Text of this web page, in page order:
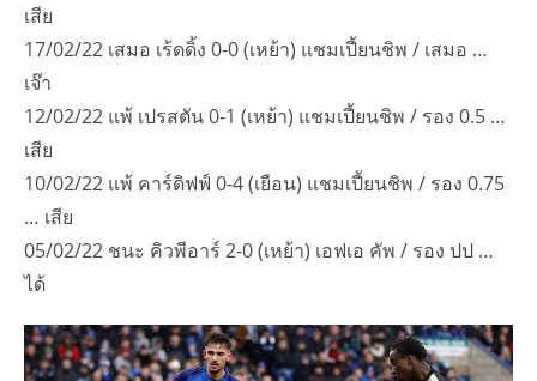
เสีย
17/02/22 เสมอ เร้ดดิ้ง 0-0 (เหย้า) แชมเปี้ยนชิพ / เสมอ …
เจ๊า
12/02/22 แพ้ เปรสตัน 0-1 (เหย้า) แชมเปี้ยนชิพ / รอง 0.5 …
เสีย
10/02/22 แพ้ คาร์ดิฟฟ์ 0-4 (เยือน) แชมเปี้ยนชิพ / รอง 0.75
… เสีย
05/02/22 ชนะ คิวพีอาร์ 2-0 (เหย้า) เอฟเอ คัพ / รอง ปป …
ได้